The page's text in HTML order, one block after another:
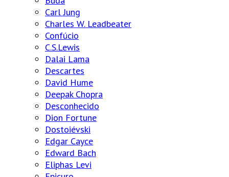
Carl Jung
Charles W. Leadbeater
Confúcio
C.S.Lewis
Dalai Lama
Descartes
David Hume
Deepak Chopra
Desconhecido
Dion Fortune
Dostoiévski
Edgar Cayce
Edward Bach
Eliphas Levi